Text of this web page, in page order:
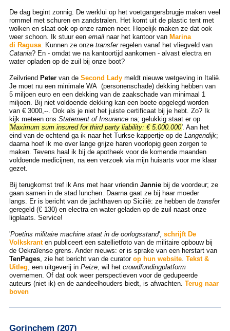
De dag begint zonnig. De werklui op het voetgangersbrugje maken veel
rommel met schuren en zandstralen. Het komt uit de plastic tent met
wolken en slaat ook op onze ramen neer. Hopelijk maken ze dat ook
weer schoon. Ik stuur eenemailnaar het kantoor van Marina
di Ragusa. Kunnen ze onze transferregelen vanaf het vliegveld van
Catania? En - omdat we na kantoortijd aankomen - alvast electra en
water opladen op de zuil bij onze boot?
Zeilvriend Petervan de Second Ladymeldt nieuwe wetgeving in Italië.
Je moet nu een minimale WA (personenschade) dekking hebben van
5 miljoen euro en een dekking van de zaakschade van minimaal 1
miljoen. Bij niet voldoende dekking kan een boete opgelegd worden
van € 3000,--. Ook als je niet het juiste certificaat bij je hebt. Zo? Ik
kijk meteen ons Statement of Insurancena; gelukkig staat er op
'Maximum sum insured for third party liability: € 5.000.000'. Aan het
eind van de ochtend ga ik naar het Turkse kappertje op de Langendijk;
daarna hoef ik me over lange grijze haren voorlopig geen zorgen te
maken. Tevens haal ik bij de apotheek voor de komende maanden
voldoende medicijnen, na een verzoek via mijn huisarts voor me klaar
gezet.
Bij terugkomst tref ik Ans met haar vriendin Janniebij de voordeur; ze
gaan samen in de stad lunchen. Daarna gaat ze bij haar moeder
langs. Er is bericht van de jachthaven op Sicilië: ze hebben de transfer
geregeld (€ 130) en electra en water geladen op de zuil naast onze
ligplaats. Service!
'Poetins militaire machine staat in de oorlogsstand', schrijft De
Volkskranten publiceert een satellietfoto van de militaire opbouw bij
de Oekraïense grens. Ander nieuws: er is sprake van een herstart van
TenPages, zie het bericht van de curator op hun website. Tekst &
Uitleg , een uitgeverij in Peize, wil het crowdfundingplatform
overnemen. Of dat ook weer perspectieven voor de gedupeerde
auteurs (niet ik) en de aandeelhouders biedt, is afwachten. Terug naar
boven
Gorinchem (207)